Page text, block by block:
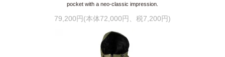
pocket with a neo-classic impression.
79,200円(本体72,000円、税7,200円)